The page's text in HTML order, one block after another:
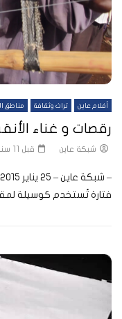
أفلام عاين تراث وثقافة مناطق
رقصات و غناء
شبكة عاين قبل 11 سنة
فتارة تُستخدم كوسيلة